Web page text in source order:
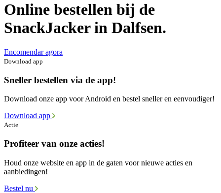
Online bestellen bij de
SnackJacker in Dalfsen.
Encomendar agora
Download app
Sneller bestellen via de app!
Download onze app voor Android en bestel sneller en eenvoudiger!
Download app
Actie
Profiteer van onze acties!
Houd onze website en app in de gaten voor nieuwe acties en
aanbiedingen!
Bestel nu